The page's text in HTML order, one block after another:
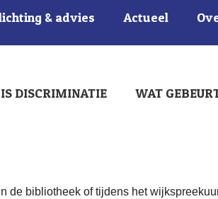
& advies Actueel
DISCRIMINATIE WAT
bibliotheek of tijdens het